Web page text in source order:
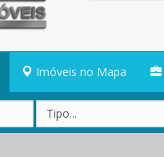
Imóveis no Mapa